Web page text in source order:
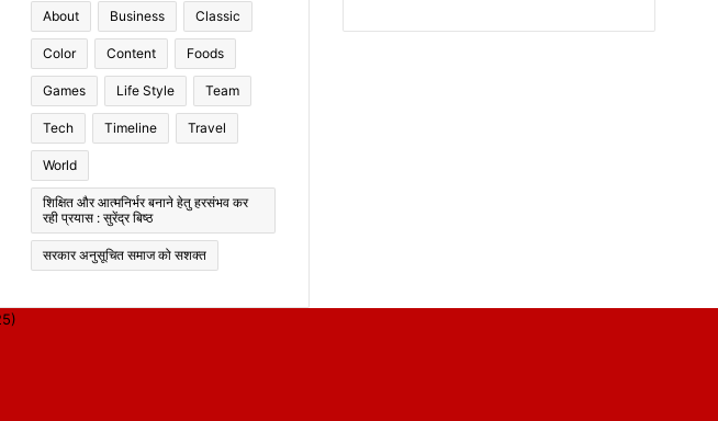
About Business Classic
Color Content Foods
Games Life Style Team
Tech Timeline Travel
World
शिक्षित और आत्मनिर्भर बनाने हेतु हरसंभव कर
रही प्रयास : सुरेंद्र बिष्ठ
सरकार अनुसूचित समाज को सशक्त